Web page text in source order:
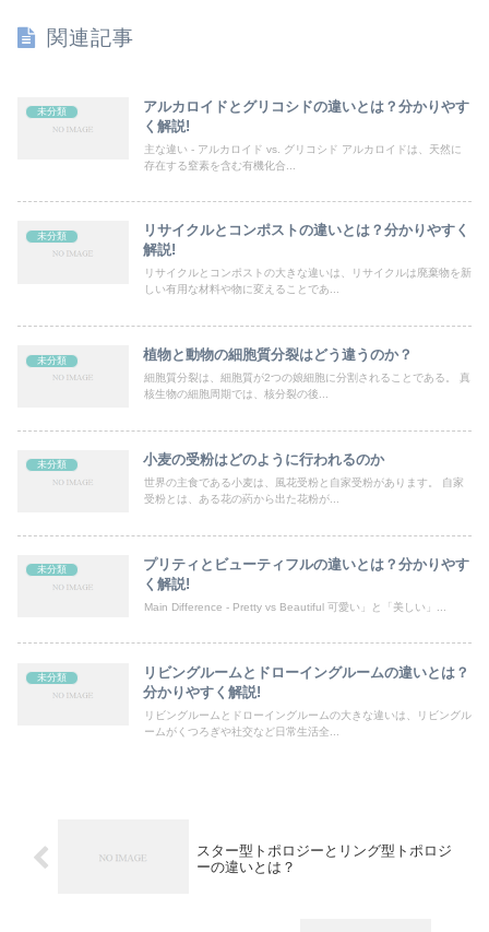
関連記事
未分類
アルカロイドとグリコシドの違いとは？分かりやす
く解説!
主な違い - アルカロイド vs. グリコシド アルカロイドは、天然に
存在する窒素を含む有機化合...
未分類
リサイクルとコンポストの違いとは？分かりやすく
解説!
リサイクルとコンポストの大きな違いは、リサイクルは廃棄物を新
しい有用な材料や物に変えることであ...
未分類 植物と動物の細胞質分裂はどう違うのか？
細胞質分裂は、細胞質が2つの娘細胞に分割されることである。 真
核生物の細胞周期では、核分裂の後...
未分類 小麦の受粉はどのように行われるのか
世界の主食である小麦は、風花受粉と自家受粉があります。 自家
受粉とは、ある花の葯から出た花粉が...
未分類
プリティとビューティフルの違いとは？分かりやす
く解説!
Main Difference - Pretty vs Beautiful 可愛い」と「美しい」...
未分類
リビングルームとドローイングルームの違いとは？
分かりやすく解説!
リビングルームとドローイングルームの大きな違いは、リビングル
ームがくつろぎや社交など日常生活全...
スター型トポロジーとリング型トポロジ
ーの違いとは？